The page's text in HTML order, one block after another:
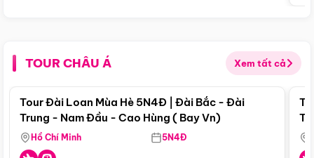
TOUR CHÂU Á Xem tất cả
Điểm nổi bật
Tour Đài Loan Mùa Hè 5N4Đ | Đài Bắc - Đài
Trung - Nam Đầu - Cao Hùng ( Bay Vn)
Hồ Chí Minh 5N4Đ